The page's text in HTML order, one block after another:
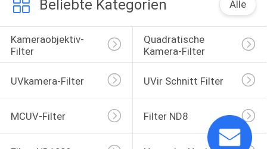
Beliebte Kategorien Alle
Kameraobjektiv-
Filter
Quadratische
Kamera-Filter
UVkamera-Filter UVir Schnitt Filter
MCUV-Filter Filter ND8